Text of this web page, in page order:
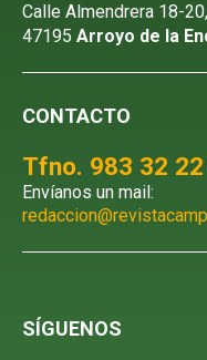
Calle Almendrera 18-
47195 Arroyo de la
CONTACTO
Tfno. 983 32
Envíanos un mail:
SÍGUENOS